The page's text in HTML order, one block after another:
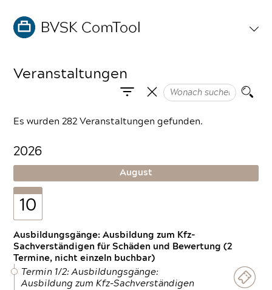
Veranstaltungen
Es wurden 282 Veranstaltungen gefunden.
2026
August
10
Ausbildungsgänge: Ausbildung zum Kfz-
Sachverständigen für Schäden und Bewertung (2
Termine, nicht einzeln buchbar)
Termin 1/2: Ausbildungsgänge:
Ausbildung zum Kfz-Sachverständigen